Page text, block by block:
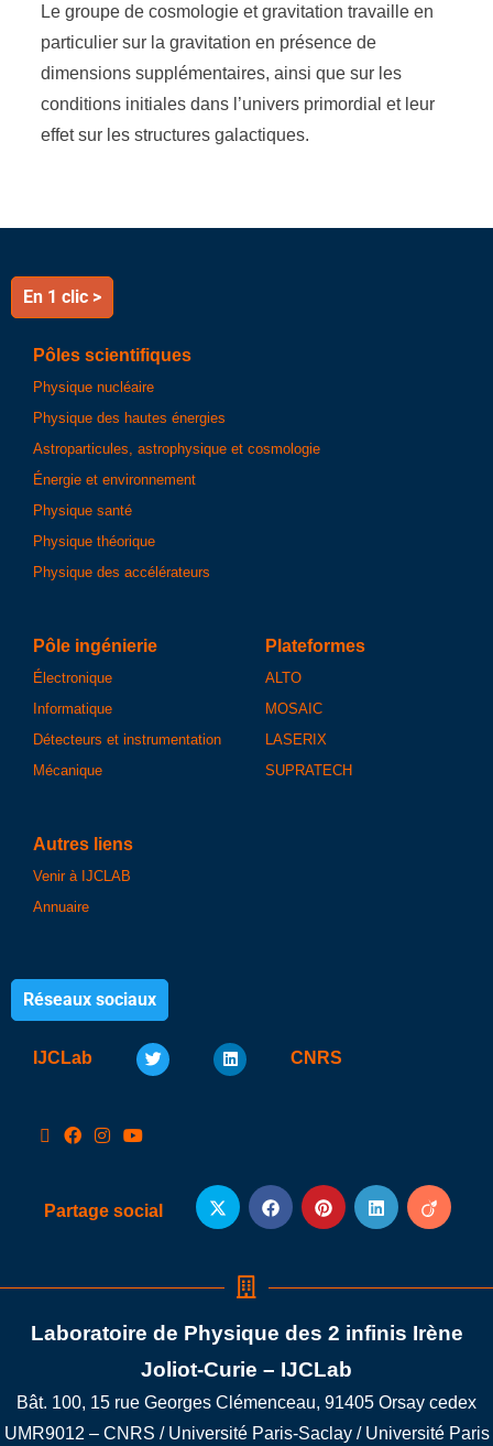
Le groupe de cosmologie et gravitation travaille en
particulier sur la gravitation en présence de
dimensions supplémentaires, ainsi que sur les
conditions initiales dans l’univers primordial et leur
effet sur les structures galactiques.
En 1 clic >
Pôles scientifiques
Physique nucléaire
Physique des hautes énergies
Astroparticules, astrophysique et cosmologie
Énergie et environnement
Physique santé
Physique théorique
Physique des accélérateurs
Pôle ingénierie
Électronique
Informatique
Détecteurs et instrumentation
Mécanique
Plateformes
ALTO
MOSAIC
LASERIX
SUPRATECH
Autres liens
Venir à IJCLAB
Annuaire
Réseaux sociaux
IJCLab CNRS
Partage social
Laboratoire de Physique des 2 infinis Irène
Joliot-Curie – IJCLab
Bât. 100, 15 rue Georges Clémenceau, 91405 Orsay cedex
UMR9012 – CNRS / Université Paris-Saclay / Université Paris